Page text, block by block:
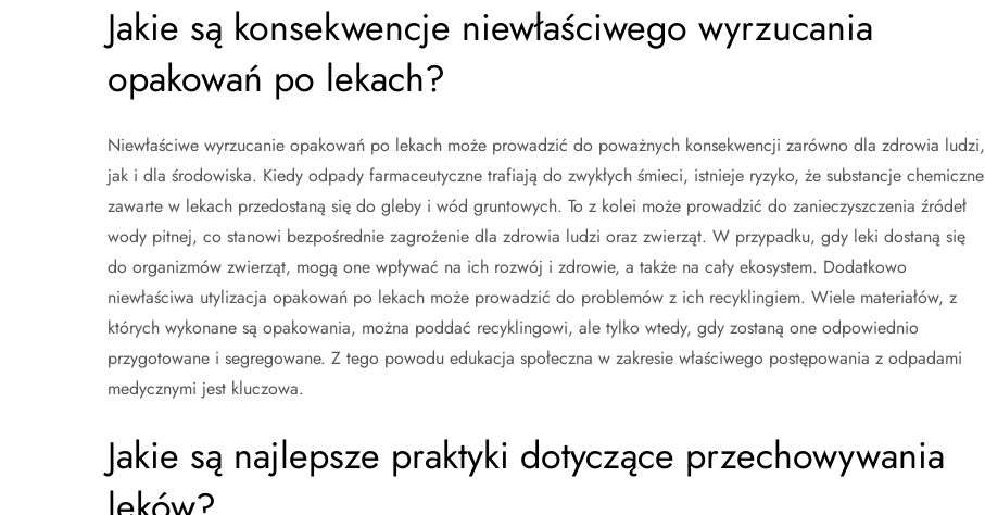
Jakie są konsekwencje niewłaściwego wyrzucania
opakowań po lekach?
Niewłaściwe wyrzucanie opakowań po lekach może prowadzić do poważnych konsekwencji zarówno dla zdrowia ludzi,
jak i dla środowiska. Kiedy odpady farmaceutyczne trafiają do zwykłych śmieci, istnieje ryzyko, że substancje chemiczne
zawarte w lekach przedostaną się do gleby i wód gruntowych. To z kolei może prowadzić do zanieczyszczenia źródeł
wody pitnej, co stanowi bezpośrednie zagrożenie dla zdrowia ludzi oraz zwierząt. W przypadku, gdy leki dostaną się
do organizmów zwierząt, mogą one wpływać na ich rozwój i zdrowie, a także na cały ekosystem. Dodatkowo
niewłaściwa utylizacja opakowań po lekach może prowadzić do problemów z ich recyklingiem. Wiele materiałów, z
których wykonane są opakowania, można poddać recyklingowi, ale tylko wtedy, gdy zostaną one odpowiednio
przygotowane i segregowane. Z tego powodu edukacja społeczna w zakresie właściwego postępowania z odpadami
medycznymi jest kluczowa.
Jakie są najlepsze praktyki dotyczące przechowywania